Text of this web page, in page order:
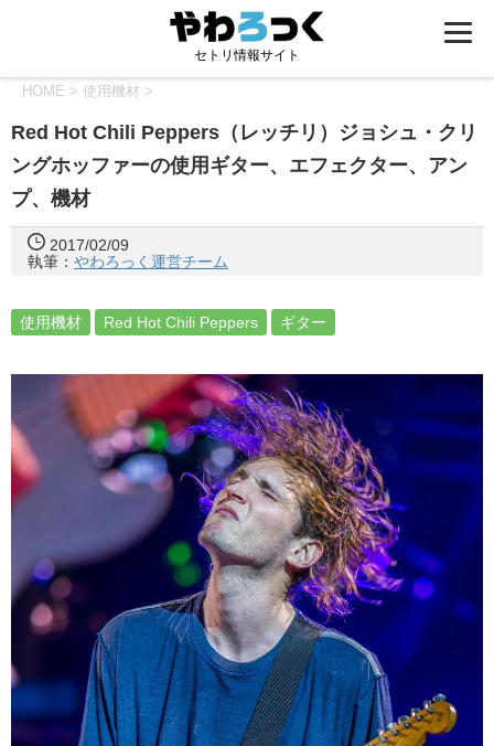
セトリ情報サイト
HOME > 使用機材 >
Red Hot Chili Peppers（レッチリ）ジョシュ・クリ
ングホッファーの使用ギター、エフェクター、アン
プ、機材
2017/02/09
執筆： やわろっく運営チーム
使用機材 Red Hot Chili Peppers ギター